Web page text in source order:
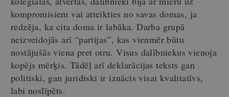
kompromisiem vai atteikties no savas domas, ja
redzēja, ka cita doma ir labāka. Darba grupā
neizveidojās arī “partijas”, kas vienmēr būtu
nostājušās viena pret otru. Visus dalībniekus vienoja
kopējs mērķis. Tādēļ arī deklarācijas teksts gan
politiski, gan juridiski ir iznācis visai kvalitatīvs,
labi noslīpēts.